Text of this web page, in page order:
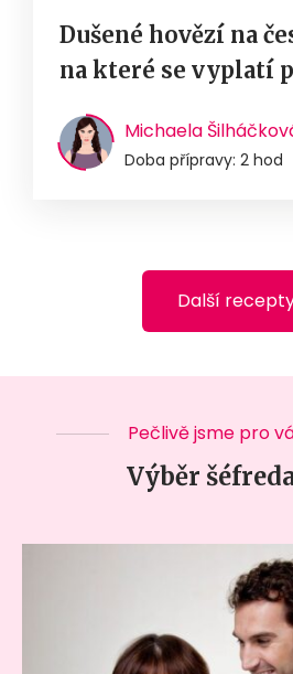
Dušené hovězí na
na které se vyplatí
Michaela
Doba přípravy: 2 hod
Další
Pečlivě jsme pro
Výběr